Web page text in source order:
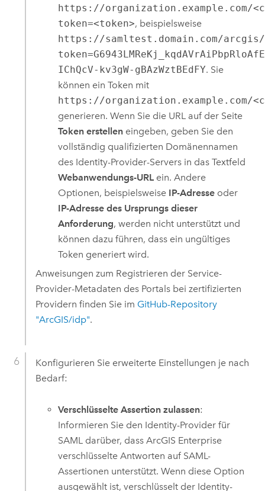
https://organization.example.com/
token=<token>, beispielsweise
https://samltest.domain.com/
IChQcV-kv3gW-gBAzWztBEdFY. Sie
können ein Token mit
https://organization.example.com/
generieren. Wenn Sie die URL auf der Seite
Token erstellen eingeben, geben Sie den
vollständig qualifizierten Domänennamen
des Identity-Provider-Servers in das Textfeld
Webanwendungs-URL ein. Andere
Optionen, beispielsweise IP-Adresse oder
IP-Adresse des Ursprungs dieser
Anforderung, werden nicht unterstützt und
können dazu führen, dass ein ungültiges
Token generiert wird.
Anweisungen zum Registrieren der Service-
Provider-Metadaten des Portals bei zertifizierten
Providern finden Sie im GitHub-Repository
"ArcGIS/idp".
Konfigurieren Sie erweiterte Einstellungen je nach
Bedarf:
Verschlüsselte Assertion zulassen:
Informieren Sie den Identity-Provider für
SAML darüber, dassArcGIS Enterprise
verschlüsselte Antworten auf SAML-
Assertionen unterstützt. Wenn diese Option
ausgewählt ist, verschlüsselt der Identity-